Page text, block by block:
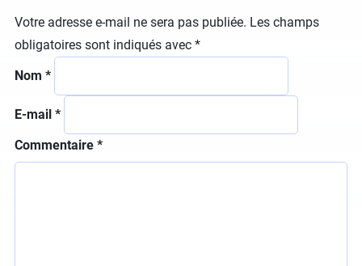
Votre adresse e-mail ne sera pas publiée. Les champs
obligatoires sont indiqués avec *
Commentaire *
Nom *
E-mail *